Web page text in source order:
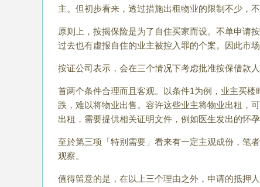
主。但初步看来，透过措施出租物业的限制不少，
原则上，按揭保险是为了自住买家而设。不单申请
过去也有虚报自住的业主被控入罪的个案。因此市
按证公司表示，会在三个情况下考虑批准按保借款
首两个条件合理而且客观。以条件1为例，业主买
跌，难以将物业出售。容许这些业主将物业出租，
出租，需要提供相关证明文件，例如医生发出的怀
至於第三项「特别需要」看来有一定主观成份，笔
观察。
值得留意的是，在以上三个理由之外，申请的抵押